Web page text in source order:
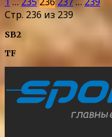
Стр. 236 из 239
SB2
TF